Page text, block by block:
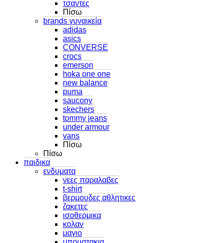
τσαντες
Πίσω
brands γυναικεία
adidas
asics
CONVERSE
crocs
emerson
hoka one one
new balance
puma
saucony
skechers
tommy jeans
under armour
vans
Πίσω
Πίσω
παιδικα
ενδυματα
νεες παραλαβες
t-shirt
βερμουδες αθλητικες
ζακετες
ισοθερμικα
κολαν
μαγιο